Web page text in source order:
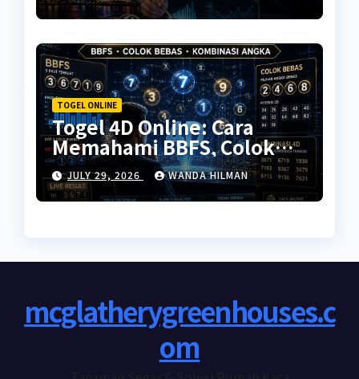
TOGEL ONLINE
Togel 4D Online: Cara
Memahami BBFS, Colok
Bebas, Kombinasi Angka
JULY 29, 2026 WANDA HILMAN
mcglatherygreenhouses.c
om